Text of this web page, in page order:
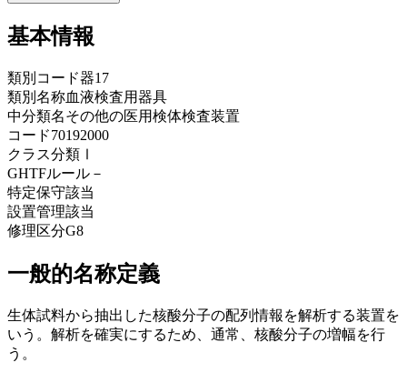
基本情報
類別コード器17
類別名称血液検査用器具
中分類名その他の医用検体検査装置
コード70192000
クラス分類 Ⅰ
GHTFルール －
特定保守該当
設置管理該当
修理区分G8
一般的名称定義
生体試料から抽出した核酸分子の配列情報を解析する装置を
いう。解析を確実にするため、通常、核酸分子の増幅を行
う。